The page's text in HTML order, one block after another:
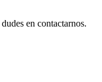
en contactarnos.